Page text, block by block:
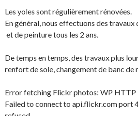
Les yoles sont régulièrement rénovées.
En général, nous effectuons des travaux
et de peinture tous les 2 ans.
De temps en temps, des travaux plus
renfort de sole, changement de banc de
Error fetching Flickr photos: WP HTTP
Failed to connect to api.flickr.com port